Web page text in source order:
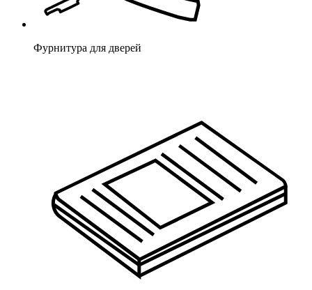
Фурнитура для дверей